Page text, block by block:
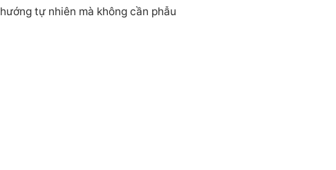
tự nhiên mà không cần phẫu